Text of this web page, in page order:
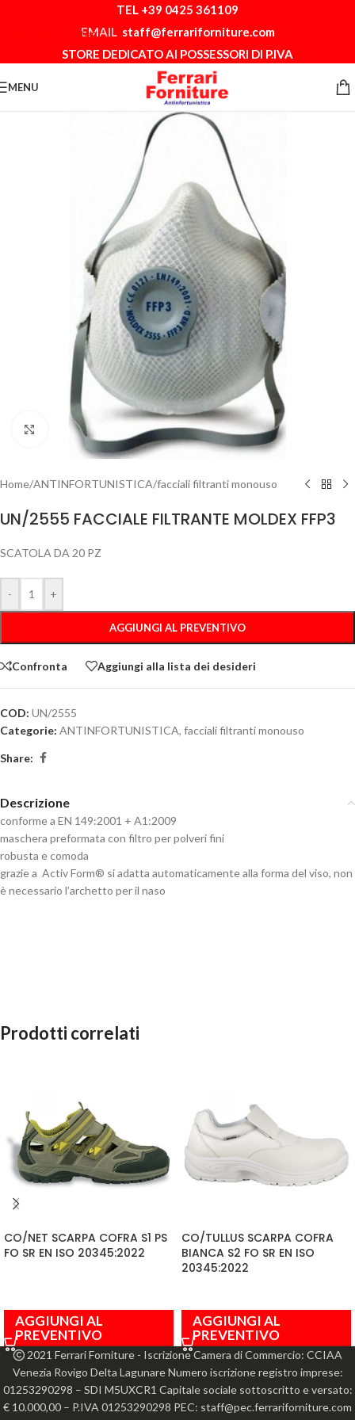
Skip to main content
TEL +39 0425 361109
EMAIL staff@ferrariforniture.com
STORE DEDICATO AI POSSESSORI DI P.IVA
MENU
Clicca per ingrandire
Home/ANTINFORTUNISTICA/facciali filtranti monouso
UN/2555 FACCIALE FILTRANTE MOLDEX FFP3
SCATOLA DA 20 PZ
- +
AGGIUNGI AL PREVENTIVO
Confronta Aggiungi alla lista dei desideri
COD: UN/2555
Categorie: ANTINFORTUNISTICA, facciali filtranti monouso
Share:
Descrizione
conforme a EN 149:2001 + A1:2009
maschera preformata con filtro per polveri fini
robusta e comoda
grazie a Activ Form® si adatta automaticamente alla forma del viso, non
è necessario l’archetto per il naso
Prodotti correlati
CO/NET SCARPA COFRA S1 PS
FO SR EN ISO 20345:2022
AGGIUNGI AL
PREVENTIVO
CO/TULLUS SCARPA COFRA
BIANCA S2 FO SR EN ISO
20345:2022
AGGIUNGI AL
PREVENTIVO
2021 Ferrari Forniture - Iscrizione Camera di Commercio: CCIAA
Venezia Rovigo Delta Lagunare Numero iscrizione registro imprese:
01253290298 – SDI M5UXCR1 Capitale sociale sottoscritto e versato:
€ 10.000,00 – P.IVA 01253290298 PEC: staff@pec.ferrariforniture.com